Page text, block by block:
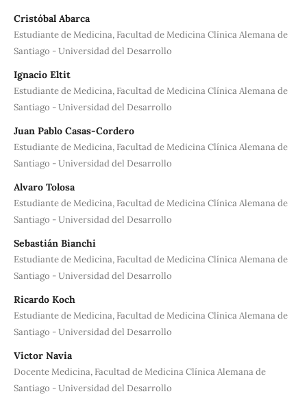
Cristóbal Abarca
Estudiante de Medicina, Facultad de Medicina Clínica Alemana de
Santiago - Universidad del Desarrollo
Ignacio Eltit
Estudiante de Medicina, Facultad de Medicina Clínica Alemana de
Santiago - Universidad del Desarrollo
Juan Pablo Casas-Cordero
Estudiante de Medicina, Facultad de Medicina Clínica Alemana de
Santiago - Universidad del Desarrollo
Alvaro Tolosa
Estudiante de Medicina, Facultad de Medicina Clínica Alemana de
Santiago - Universidad del Desarrollo
Sebastián Bianchi
Estudiante de Medicina, Facultad de Medicina Clínica Alemana de
Santiago - Universidad del Desarrollo
Ricardo Koch
Estudiante de Medicina, Facultad de Medicina Clínica Alemana de
Santiago - Universidad del Desarrollo
Victor Navia
Docente Medicina, Facultad de Medicina Clínica Alemana de
Santiago - Universidad del Desarrollo